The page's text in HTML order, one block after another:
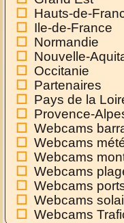
Hauts-de-
Ile-de-France
Normandie
Nouvelle-
Occitanie
Partenaires
Pays de la
Provence-
Webcams
Webcams
Webcams
Webcams
Webcams
Webcams
Webcams